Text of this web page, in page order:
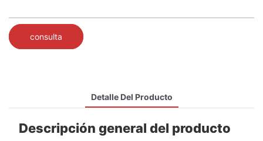
consulta
Detalle Del Producto
Descripción general del producto